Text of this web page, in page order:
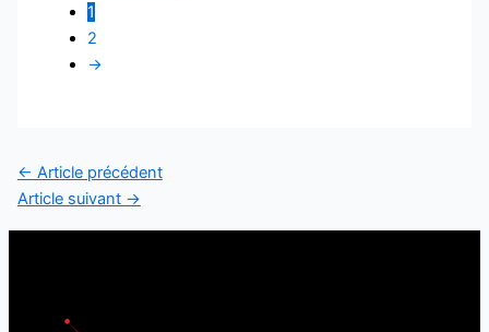
1
2
→
← Article précédent
Article suivant →